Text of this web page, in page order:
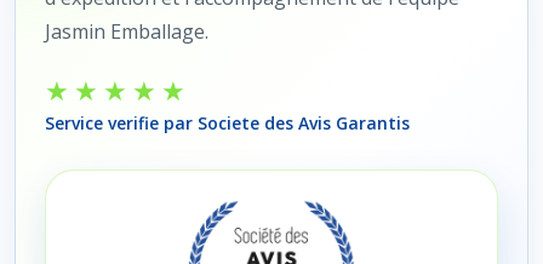
Jasmin Emballage.
★★★★★
Service verifie par Societe des Avis Garantis